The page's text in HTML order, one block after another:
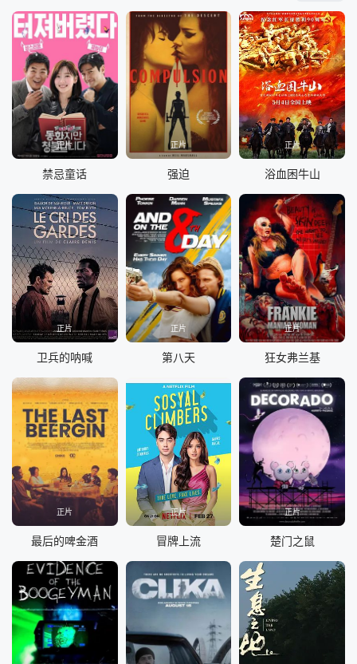
正片
禁忌童话
正片
强迫
正片
浴血困牛山
正片
卫兵的呐喊
正片
第八天
正片
狂女弗兰基
正片
最后的啤金酒
正片
冒牌上流
正片
楚门之鼠